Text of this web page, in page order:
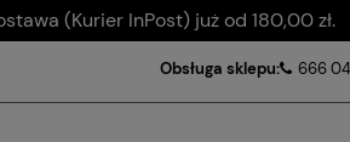
(Kurier InPost) już od 180,00 zł.
Obsługa sklepu: 666